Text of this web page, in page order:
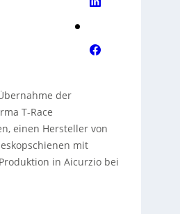
der
T-Race
einen Hersteller von
mit
in Aicurzio bei